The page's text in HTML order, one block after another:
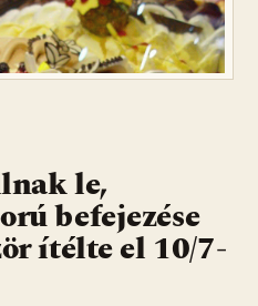
le,
befejezése
ítélte el 10/7-